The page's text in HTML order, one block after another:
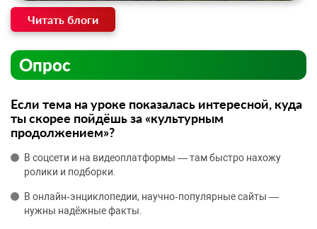
Читать блоги
Опрос
Если тема на уроке показалась интересной, куда
ты скорее пойдёшь за «культурным
продолжением»?
В соцсети и на видеоплатформы — там быстро нахожу
ролики и подборки.
В онлайн‑энциклопедии, научно‑популярные сайты —
нужны надёжные факты.